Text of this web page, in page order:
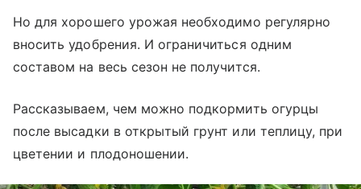
Но для хорошего урожая необходимо регулярно
вносить удобрения. И ограничиться одним
составом на весь сезон не получится.
Рассказываем, чем можно подкормить огурцы
после высадки в открытый грунт или теплицу, при
цветении и плодоношении.